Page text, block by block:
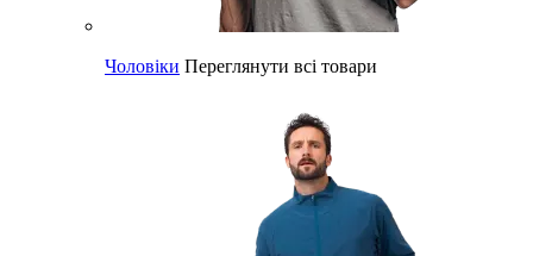
Чоловіки Переглянути всі товари